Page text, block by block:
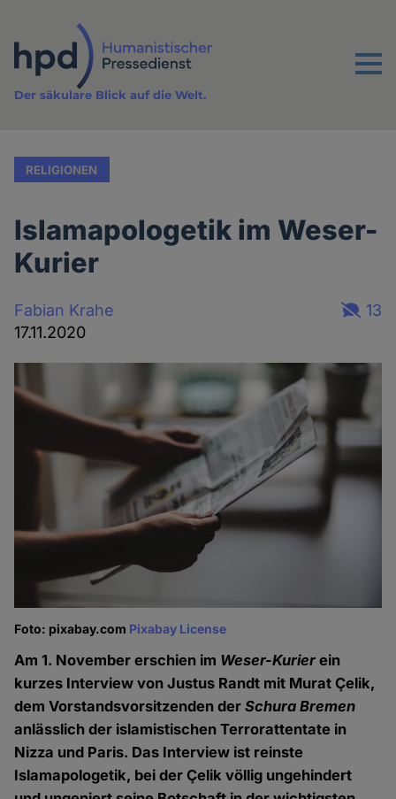
Inhalt
Menu
Der säkulare Blick auf die Welt.
RELIGIONEN
Islamapologetik im Weser-
Kurier
Fabian Krahe
17.11.2020
13
Foto: pixabay.com Pixabay License
Am 1. November erschien im Weser-Kurier ein
kurzes Interview von Justus Randt mit Murat Çelik,
dem Vorstandsvorsitzenden derSchura Bremen
anlässlich der islamistischen Terrorattentate in
Nizza und Paris. Das Interview ist reinste
Islamapologetik, bei der Çelik völlig ungehindert